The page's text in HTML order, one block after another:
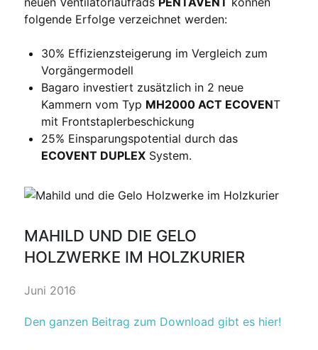
folgende Erfolge verzeichnet werden:
30% Effizienzsteigerung im Vergleich zum
Vorgängermodell
Bagaro investiert zusätzlich in 2 neue
Kammern vom Typ MH2000 ACT ECOVENT
mit Frontstaplerbeschickung
25% Einsparungspotential durch das
ECOVENT DUPLEX System.
MAHILD UND DIE GELO
HOLZWERKE IM HOLZKURIER
Juni 2016
Den ganzen Beitrag zum Download gibt es hier!